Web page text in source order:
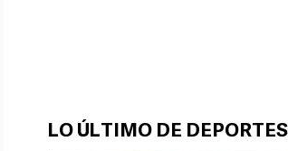
LO ÚLTIMO DE DEPORTES